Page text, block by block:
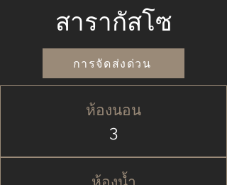
สารากัสโซ
การจัดส่งด่วน
ห้องนอน
3